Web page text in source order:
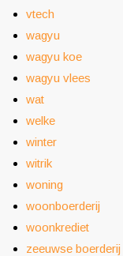
vtech
wagyu
wagyu koe
wagyu vlees
wat
welke
winter
witrik
woning
woonboerderij
woonkrediet
zeeuwse boerderij